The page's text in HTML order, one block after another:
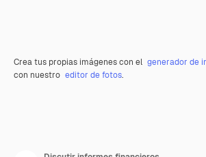
Crea tus propias imágenes con el generador de
con nuestro editor de fotos.